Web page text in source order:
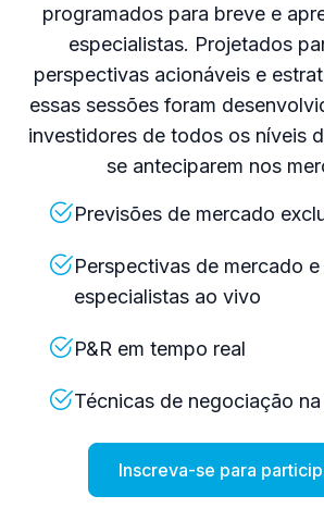
programados para breve e
especialistas. Projetados
perspectivas acionáveis e
essas sessões foram
investidores de todos os níveis
se anteciparem nos
Previsões de mercado
Perspectivas de mercado
especialistas ao vivo
P&R em tempo real
Técnicas de negociação
Inscreva-se para